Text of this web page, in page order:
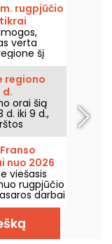
rugpjūčio
verta
šį
d.
regiono
d.
orai šią
iki 9 d.,
kol grįš
nuo 2026
viešasis
rugpjūčio
darbai